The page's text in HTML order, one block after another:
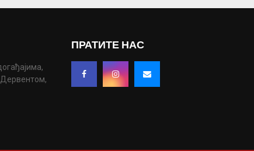
Дервентом,
ПРАТИТЕ НАС